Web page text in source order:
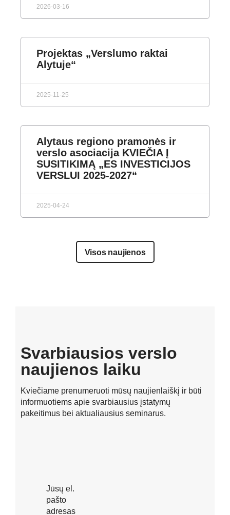
2026-03-16
Projektas „Verslumo raktai
Alytuje“
2025-11-25
Alytaus regiono pramonės ir
verslo asociacija KVIEČIA Į
SUSITIKIMĄ „ES INVESTICIJOS
VERSLUI 2025-2027“
2025-04-24
Visos naujienos
Svarbiausios verslo
naujienos laiku
Kviečiame prenumeruoti mūsų naujienlaiškį ir būti
informuotiems apie svarbiausius įstatymų
pakeitimus bei aktualiausius seminarus.
Jūsų el.
pašto
adresas